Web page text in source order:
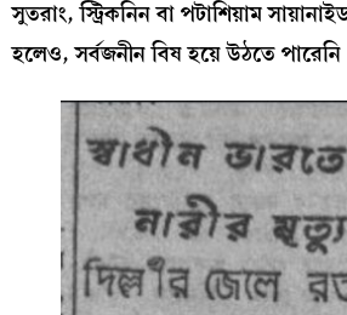
সুতরাং, স্ট্রিকনিন বা পটাশিয়াম
হলেও, সর্বজনীন বিষ হয়ে উঠতে